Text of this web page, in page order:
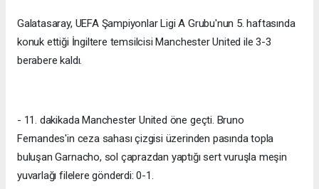
Galatasaray, UEFA Şampiyonlar Ligi A Grubu'nun 5. haftasında
konuk ettiği İngiltere temsilcisi Manchester United ile 3-3
berabere kaldı.
- 11. dakikada Manchester United öne geçti. Bruno
Fernandes'in ceza sahası çizgisi üzerinden pasında topla
buluşan Garnacho, sol çaprazdan yaptığı sert vuruşla meşin
yuvarlağı filelere gönderdi: 0-1.